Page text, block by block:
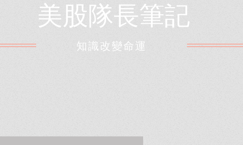
美股隊長筆記
​知識改變命運